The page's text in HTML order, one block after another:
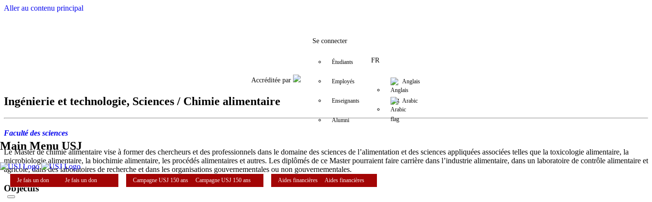
Aller au contenu principal
Accréditée par
Se connecter
Étudiants
Employés
Enseignants
Alumni
FR
Anglais
Arabic
Main Menu USJ
Je fais un don Je fais un don Campagne USJ 150 ans Campagne USJ 150 ans Aides financières Aides financières
Ingénierie et technologie, Sciences / Chimie alimentaire
Faculté des sciences
Le Master de chimie alimentaire vise à former des chercheurs et des professionnels dans le domaine des sciences de l’alimentation et des sciences appliquées associées telles que la toxicologie alimentaire, la
microbiologie alimentaire, la biochimie alimentaire, les procédés alimentaires et autres. Les diplômés de ce Master pourraient faire carrière dans l’industrie alimentaire, dans un laboratoire de contrôle alimentaire et
agricole, dans des laboratoires de recherche et dans les organisations gouvernementales ou non gouvernementales.
Objectifs